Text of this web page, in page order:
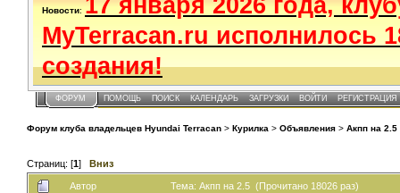
Новости: 17 января 2026 года,
MyTerracan.ru исполнилось
создания!
ФОРУМ ПОМОЩЬ ПОИСК КАЛЕНДАРЬ ЗАГРУЗКИ ВОЙТИ РЕГИСТРАЦИЯ
Форум клуба владельцев Hyundai Terracan > Курилка > Объявления > Акпп на 2.5
Страниц: [1] Вниз
Автор Тема: Акпп на 2.5 (Прочитано 18026 раз)